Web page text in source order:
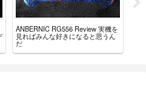
ANBERNIC RG556 Review 実機を
見ればみんな好きになると思うん
だ